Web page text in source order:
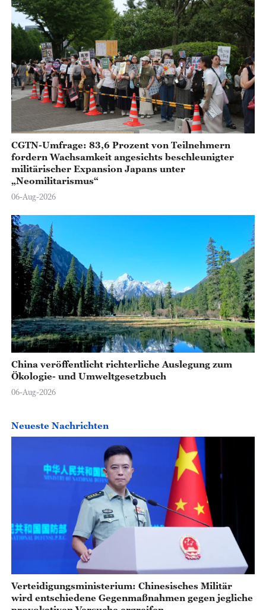
CGTN-Umfrage: 83,6 Prozent von Teilnehmern
fordern Wachsamkeit angesichts beschleunigter
militärischer Expansion Japans unter
„Neomilitarismus“
06-Aug-2026
China veröffentlicht richterliche Auslegung zum
Ökologie- und Umweltgesetzbuch
06-Aug-2026
Neueste Nachrichten
Verteidigungsministerium: Chinesisches Militär
wird entschiedene Gegenmaßnahmen gegen jegliche